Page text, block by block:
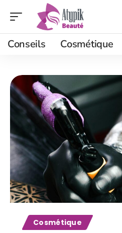
Conseils Cosmétique
Cosmétique